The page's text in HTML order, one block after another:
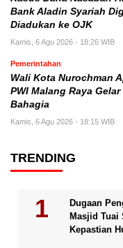
Bank Aladin Syariah
Diadukan ke OJK
Kamis, 6 Agu 2026 - 18:26 WIB
Pemerintahan
Wali Kota Nurochman
PWI Malang Raya
Bahagia
Kamis, 6 Agu 2026 - 18:15 WIB
TRENDING
Dugaan
Masjid Tuai
Kepastian